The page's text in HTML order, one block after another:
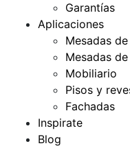
Garantías
Aplicaciones
Mesadas
Mesadas
Mobiliario
Pisos y
Fachadas
Inspirate
Blog